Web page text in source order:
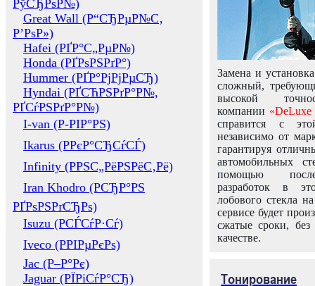
РўСЂРѕР№)
Great Wall (Р“СЂРµР№С‚
Р’РѕР»)
Hafei (РҐР°С„РµР№)
Honda (РҐРѕРЅРґР°)
Hummer (РҐР°РјРјРµСЂ)
Hyndai (РҐСЋРЅРґР°Р№,
РҐСѓРЅРґР°Р№)
I-van (Р-РІР°РЅ)
Ikarus (РРєР°СЂСѓСЃ)
Infinity (РРЅС„РёРЅРёС‚Рё)
Iran Khodro (РСЂР°РЅ
РҐРѕРЅРґСЂРѕ)
Isuzu (РСЃСѓР·Сѓ)
Iveco (РРІРµРєРѕ)
Jac (Р–Р°Рє)
Jaguar (РЇРіСѓР°СЂ)
Замена и
сложный,
высокой
компании «DeLuxe
справится с
независимо от
гарантируя
автомобильных
помощью
разработок в
лобового стекла
сервисе будет
сжатые сроки,
качестве.
Тонирование